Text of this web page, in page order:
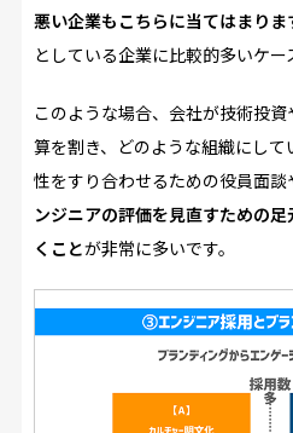
悪い企業もこちらに当てはまりま
としている企業に比較的多いケー
このような場合、会社が技術投
算を割き、どのような組織にし
性をすり合わせるための役員面談
ンジニアの評価を見直すための
くことが非常に多いです。